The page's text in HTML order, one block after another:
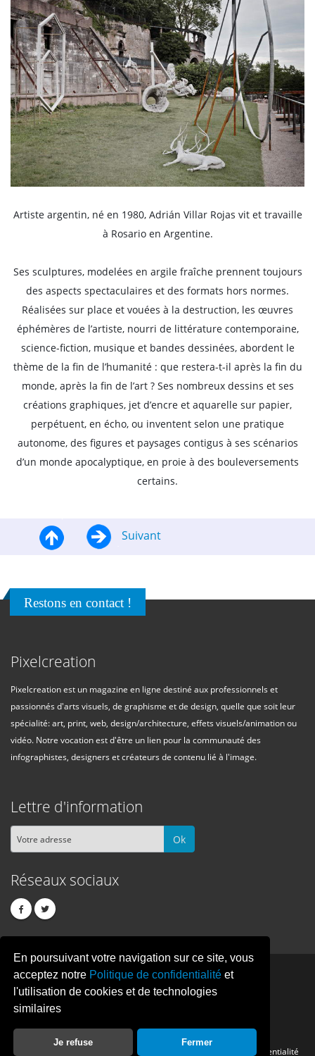
En poursuivant votre navigation sur ce site, vous
acceptez notre Politique de confidentialité et
l'utilisation de cookies et de technologies
similaires
Je refuse Fermer
Artiste argentin, né en 1980, Adrián Villar Rojas vit et travaille
à Rosario en Argentine.
Ses sculptures, modelées en argile fraîche prennent toujours
des aspects spectaculaires et des formats hors normes.
Réalisées sur place et vouées à la destruction, les œuvres
éphémères de l’artiste, nourri de littérature contemporaine,
science-fiction, musique et bandes dessinées, abordent le
thème de la fin de l’humanité : que restera-t-il après la fin du
monde, après la fin de l’art ? Ses nombreux dessins et ses
créations graphiques, jet d’encre et aquarelle sur papier,
perpétuent, en écho, ou inventent selon une pratique
autonome, des figures et paysages contigus à ses scénarios
d’un monde apocalyptique, en proie à des bouleversements
certains.
Suivant
Restons en contact !
Pixelcreation
Pixelcreation est un magazine en ligne destiné aux professionnels et
passionnés d'arts visuels, de graphisme et de design, quelle que soit leur
spécialité: art, print, web, design/architecture, effets visuels/animation ou
vidéo. Notre vocation est d'être un lien pour la communauté des
infographistes, designers et créateurs de contenu lié à l'image.
Lettre d'information
Ok
Réseaux sociaux
PIXELCREATION
Publicité Politique de confidentialité